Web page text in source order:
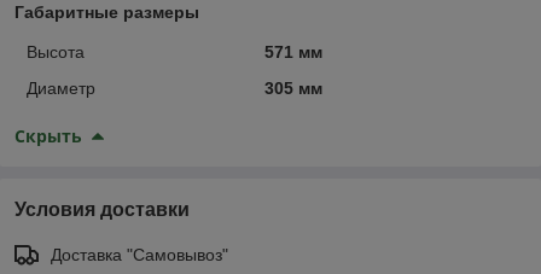
Габаритные размеры
Высота
571 мм
Диаметр
305 мм
Скрыть
Условия доставки
Доставка "Самовывоз"